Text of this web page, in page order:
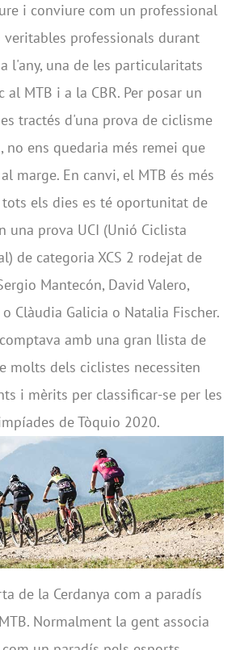
i conviure com un professional
veritables professionals durant
l'any, una de les particularitats
al MTB i a la CBR. Per posar un
tractés d'una prova de ciclisme
no ens quedaria més remei que
marge. En canvi, el MTB és més
els dies es té oportunitat de
una prova UCI (Unió Ciclista
de categoria XCS 2 rodejat de
Mantecón, David Valero,
Clàudia Galicia o Natalia Fischer.
amb una gran llista de
molts dels ciclistes necessiten
i mèrits per classificar-se per les
de Tòquio 2020.
de la Cerdanya com a paradís
Normalment la gent associa